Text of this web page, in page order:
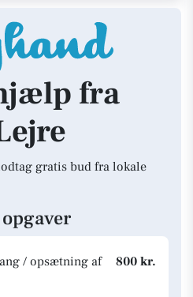
fra
gratis bud fra lokale
/ opsætning af
800 kr.